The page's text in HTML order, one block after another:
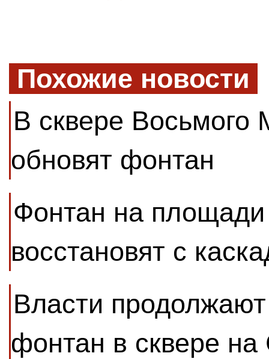
Похожие новости
В сквере Восьмого
обновят фонтан
Фонтан на
восстановят с
Власти
фонтан в сквере